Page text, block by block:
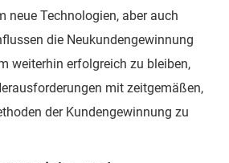
neue Technologien, aber auch
die Neukundengewinnung
weiterhin erfolgreich zu bleiben,
mit zeitgemäßen,
der Kundengewinnung zu